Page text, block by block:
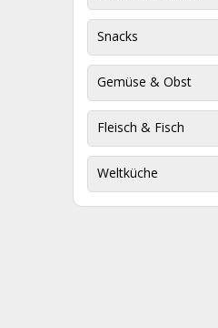
Snacks
Gemüse & Obst
Fleisch & Fisch
Weltküche